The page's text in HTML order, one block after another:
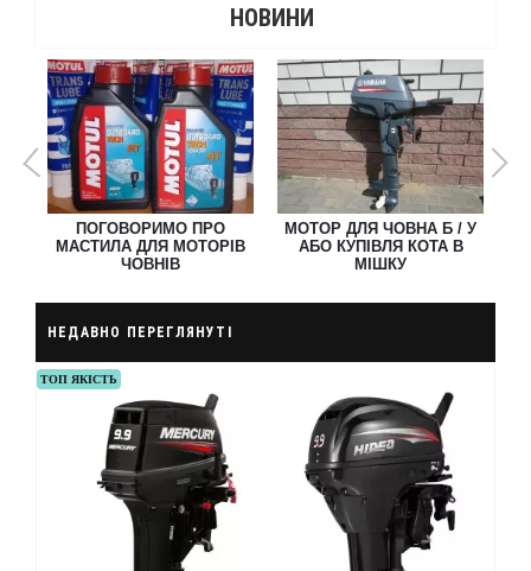
ПОГОВОРИМО ПРО
МАСТИЛА ДЛЯ МОТОРІВ
ЧОВНІВ
МОТОР ДЛЯ ЧОВНА Б / У
АБО КУПІВЛЯ КОТА В
МІШКУ
НЕДАВНО ПЕРЕГЛЯНУТІ
ТОП ЯКІСТЬ